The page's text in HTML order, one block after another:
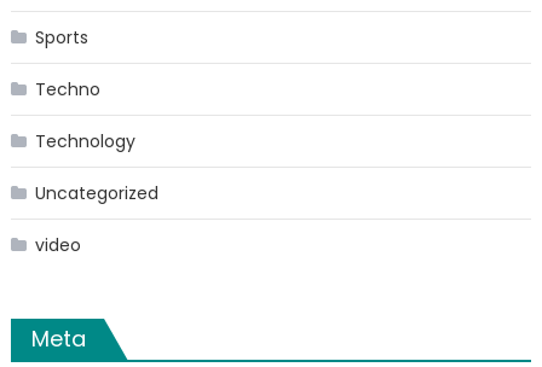
Sports
Techno
Technology
Uncategorized
video
Meta